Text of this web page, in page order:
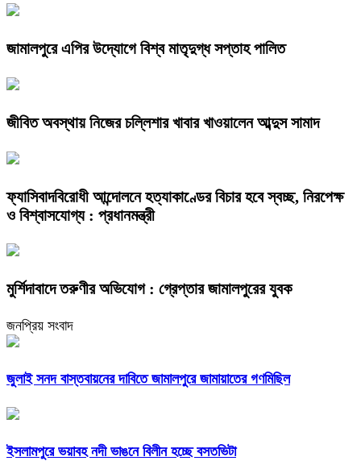
জামালপুরে এপির উদ্যোগে বিশ্ব মাতৃদুগ্ধ সপ্তাহ পালিত
জীবিত অবস্থায় নিজের চল্লিশার খাবার খাওয়ালেন আব্দুস সামাদ
ফ্যাসিবাদবিরোধী আন্দোলনে হত্যাকাণ্ডের বিচার হবে স্বচ্ছ, নিরপেক্ষ
ও বিশ্বাসযোগ্য : প্রধানমন্ত্রী
মুর্শিদাবাদে তরুণীর অভিযোগ : গ্রেপ্তার জামালপুরের যুবক
জনপ্রিয় সংবাদ
জুলাই সনদ বাস্তবায়নের দাবিতে জামালপুরে জামায়াতের গণমিছিল
ইসলামপুরে ভয়াবহ নদী ভাঙনে বিলীন হচ্ছে বসতভিটা